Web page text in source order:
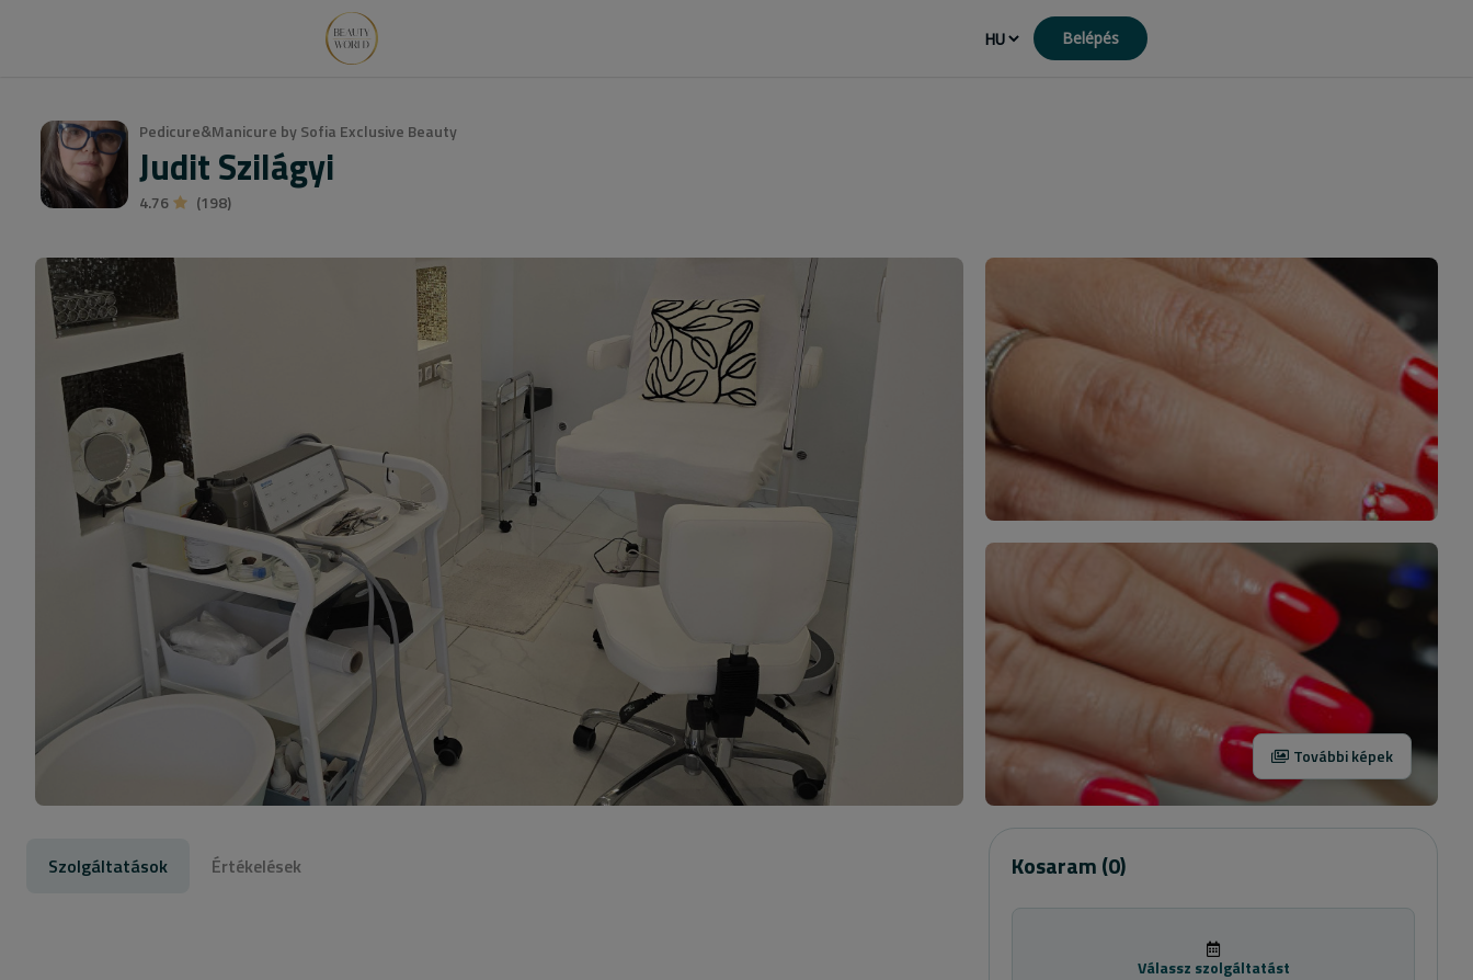
Belépés
Pedicure&Manicure by Sofia Exclusive Beauty
Judit Szilágyi
4.76 (198)
További képek
Szolgáltatások Értékelések Kosaram(0)
Válassz szolgáltatást